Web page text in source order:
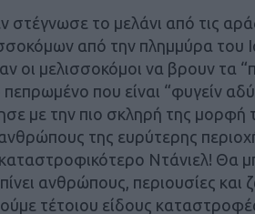
στέγνωσε το μελάνι από τις
από την πλημμύρα του
οι μελισσοκόμοι να βρουν τα
πεπρωμένο που είναι “φυγείν
με την πιο σκληρή της
της ευρύτερης
Ντάνιελ! Θα
ανθρώπους, περιουσίες
τέτοιου είδους